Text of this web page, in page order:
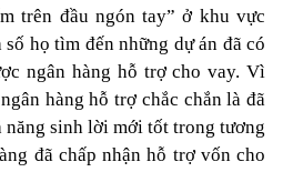
trên đầu ngón tay” ở khu vực
họ tìm đến những dự án đã có
ngân hàng hỗ trợ cho vay. Vì
hàng hỗ trợ chắc chắn là đã
năng sinh lời mới tốt trong tương
đã chấp nhận hỗ trợ vốn cho